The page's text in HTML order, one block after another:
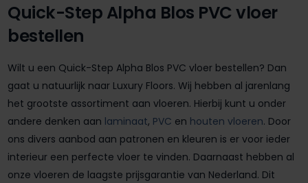
Quick-Step Alpha Blos PVC vloer
bestellen
Wilt u een Quick-Step Alpha Blos PVC vloer bestellen? Dan
gaat u natuurlijk naar Luxury Floors. Wij hebben al jarenlang
het grootste assortiment aan vloeren. Hierbij kunt u onder
andere denken aan laminaat, PVC en houten vloeren. Door
ons divers aanbod aan patronen en kleuren is er voor ieder
interieur een perfecte vloer te vinden. Daarnaast hebben al
onze vloeren de laagste prijsgarantie van Nederland. Dit